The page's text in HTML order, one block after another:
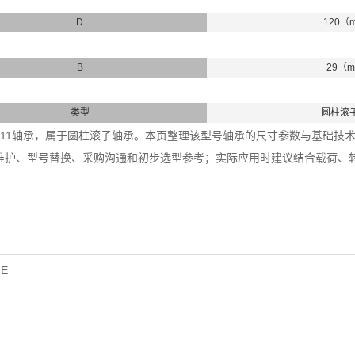
D 120（
B 29（
类型 圆柱滚
轴承，属于圆柱滚子轴承。本页整理该型号轴承的尺寸参数与基础
护、型号替换、采购沟通和初步选型参考；实际应用时建议结合载荷、